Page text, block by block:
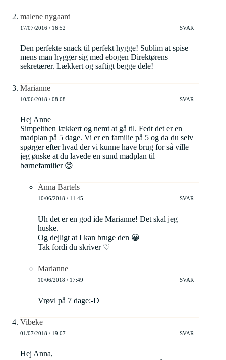
malene nygaard
17/07/2016 / 16:52 SVAR
Den perfekte snack til perfekt hygge! Sublim at spise
mens man hygger sig med ebogen Direktørens
sekretærer. Lækkert og saftigt begge dele!
Marianne
10/06/2018 / 08:08 SVAR
Hej Anne
Simpelthen lækkert og nemt at gå til. Fedt det er en
madplan på 5 dage. Vi er en familie på 5 og da du selv
spørger efter hvad der vi kunne have brug for så ville
jeg ønske at du lavede en sund madplan til
børnefamilier 😊
Anna Bartels
10/06/2018 / 11:45 SVAR
Uh det er en god ide Marianne! Det skal jeg
huske.
Og dejligt at I kan bruge den 😀
Tak fordi du skriver ♡
Marianne
10/06/2018 / 17:49 SVAR
Vrøvl på 7 dage:-D
Vibeke
01/07/2018 / 19:07 SVAR
Hej Anna,